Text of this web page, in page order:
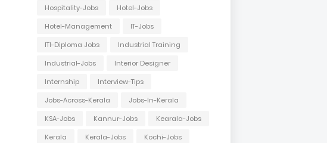
Hospitality-Jobs
Hotel-Jobs
Hotel-Management
IT-Jobs
ITI-Diploma Jobs
Industrial Training
Industrial-Jobs
Interior Designer
Internship
Interview-Tips
Jobs-Across-Kerala
Jobs-In-Kerala
KSA-Jobs
Kannur-Jobs
Kearala-Jobs
Kerala
Kerala-Jobs
Kochi-Jobs